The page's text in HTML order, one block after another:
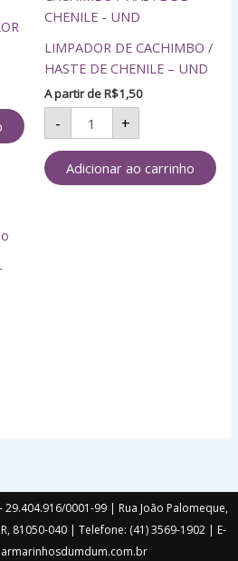
LIMPADOR DE CACHIMBO /
HASTE DE CHENILE – UND
A partir deR$1,50
-
/
HASTE
DE
-
UND
quantidade
+
Adicionar ao carrinho
- 29.404.916/0001-99 | Rua João Palomeque,
81050-040 | Telefone: (41) 3569-1902 | E-